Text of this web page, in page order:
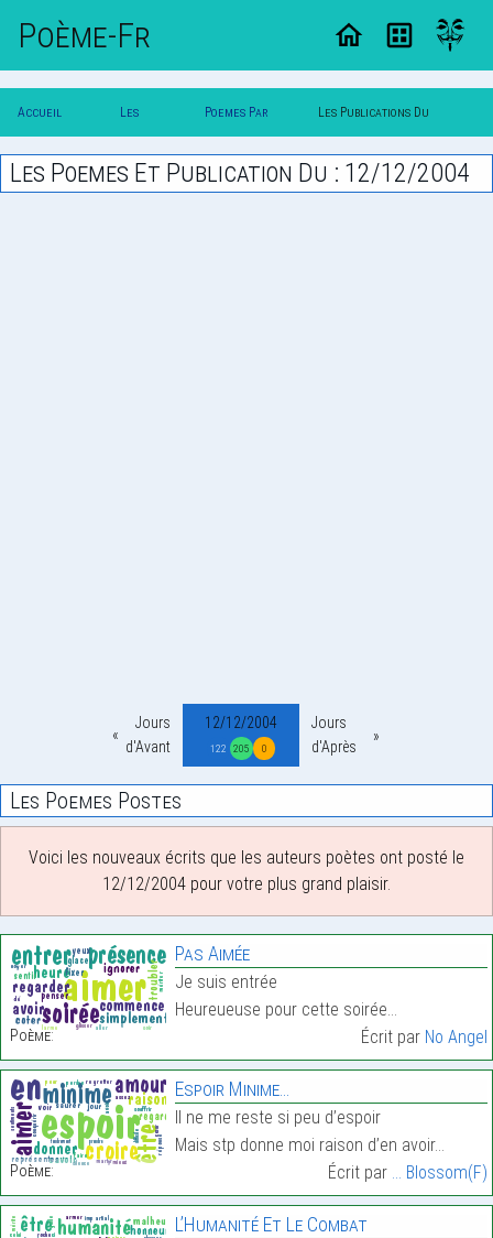
Poème-Fr
Accueil
Poesie
Les
Poesies
Poemes Par Les Publications Du
12/12/2004
Les Poemes Et Publication Du : 12/12/2004
Jours
d'Avant
12/12/2004
122 205 0
Jours
d'Après
Les Poemes Postes
Voici les nouveaux écrits que les auteurs poètes ont posté le
12/12/2004 pour votre plus grand plaisir.
Poème:
Pas Aimée
Je suis entrée
Heureueuse pour cette soirée…
Écrit par No Angel
Poème:
Espoir Minime…
Il ne me reste si peu d’espoir
Mais stp donne moi raison d’en avoir…
Écrit par ... Blossom(F)
L’Humanité Et Le Combat